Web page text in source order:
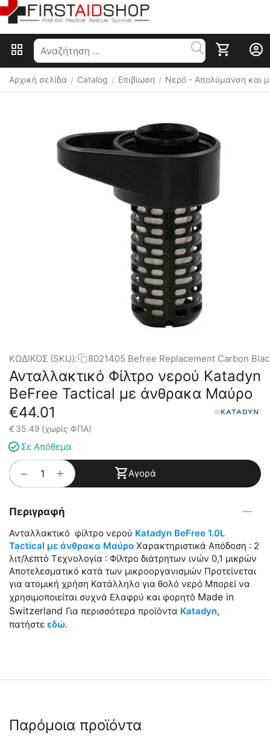
Αρχική σελίδα / Catalog / Επιβίωση / Nερό - Απολύμανση και
ΚΩΔΙΚΟΣ (SKU): 8021405 Befree Replacement Carbon
Ανταλλακτικό Φίλτρο νερού Katadyn
BeFree Tactical με άνθρακα Μαύρο
€44.01
€35.49 (χωρίς ΦΠΑ)
Σε Απόθεμα
+
− Αγορά
Περιγραφή
Ανταλλακτικό φίλτρο νερού Katadyn BeFree 1.0L
Tactical με άνθρακα Μαύρο Χαρακτηριστικά Απόδοση : 2
λιτ/λεπτό Τεχνολογία : Φίλτρο διάτρητων ινών 0,1 μικρών
Αποτελεσματικό κατά των μικροοργανισμών Προτείνεται
για ατομική χρήση Κατάλληλο για θολό νερό Μπορεί να
χρησιμοποιείται συχνά Ελαφρύ και φορητό Made in
Switzerland Για περισσότερα προϊόντα Katadyn,
πατήστε εδώ.
Παρόμοια προϊόντα